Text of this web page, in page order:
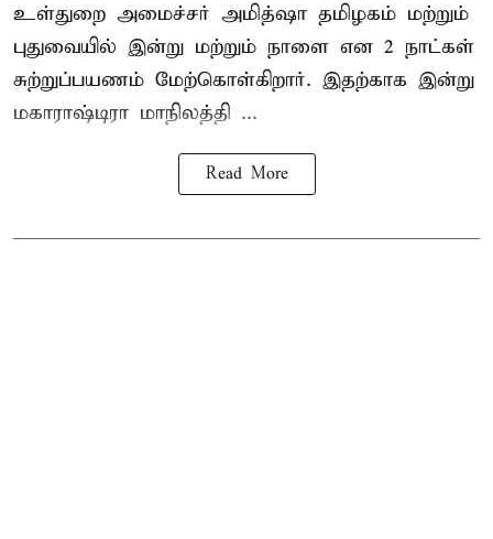
உள்துறை அமைச்சர் அமித்ஷா தமிழகம் மற்றும்
புதுவையில் இன்று மற்றும் நாளை என 2 நாட்கள்
சுற்றுப்பயணம் மேற்கொள்கிறார். இதற்காக இன்று
மகாராஷ்டிரா மாநிலத்தி ...
Read More